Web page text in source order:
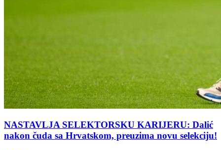
NASTAVLJA SELEKTORSKU KARIJERU: Dalić
nakon čuda sa Hrvatskom, preuzima novu selekciju!